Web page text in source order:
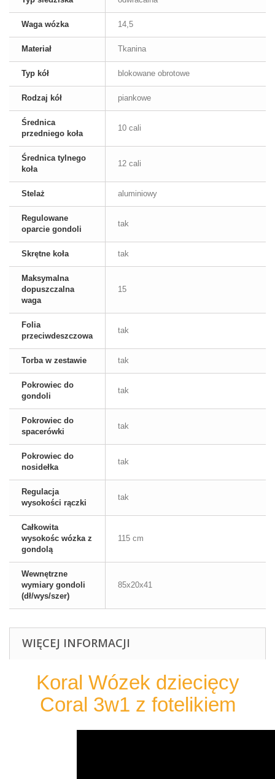
Waga wózka 14,5
Materiał Tkanina
Typ kół blokowane obrotowe
Rodzaj kół piankowe
Średnica
przedniego koła
10 cali
Średnica tylnego
koła
12 cali
Stelaż aluminiowy
Regulowane
oparcie gondoli
tak
Skrętne koła tak
Maksymalna
dopuszczalna
waga
15
Folia
przeciwdeszczowa
tak
Torba w zestawie tak
Pokrowiec do
gondoli
tak
Pokrowiec do
spacerówki
tak
Pokrowiec do
nosidełka
tak
Regulacja
wysokości rączki
tak
Całkowita
wysokośc wózka z
gondolą
115 cm
Wewnętrzne
wymiary gondoli
(dł/wys/szer)
85x20x41
WIĘCEJ INFORMACJI
Koral Wózek dziecięcy
Coral 3w1 z fotelikiem